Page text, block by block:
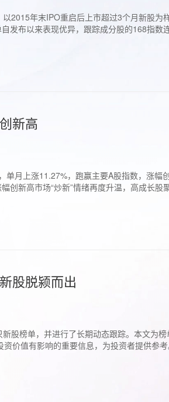
2015年末IPO重启后上市超过3个月新股
发布以来表现优异，跟踪成分股的168指
新高
月上涨11.27%，跑赢主要A股指数，涨幅
创新高市场“炒新”情绪再度升温，高成长
股脱颍而出
股榜单，并进行了长期动态跟踪。本文为
价值有影响的重要信息，为投资者提供参